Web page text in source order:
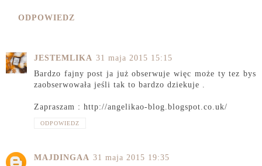
ODPOWIEDZ
JESTEMLIKA 31 maja 2015 15:15
Bardzo fajny post ja już obserwuje więc może ty tez bys
zaobserwowała jeśli tak to bardzo dziekuje .
Zapraszam : http://angelikao-blog.blogspot.co.uk/
ODPOWIEDZ
MAJDINGAA 31 maja 2015 19:35